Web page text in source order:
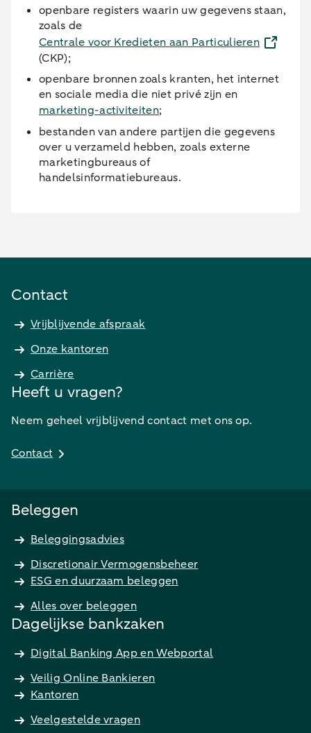
openbare registers waarin uw gegevens staan,
zoals de
Centrale voor Kredieten aan Particulieren
(CKP);
openbare bronnen zoals kranten, het internet
en sociale media die niet privé zijn en
marketing-activiteiten;
bestanden van andere partijen die gegevens
over u verzameld hebben, zoals externe
marketingbureaus of
handelsinformatiebureaus.
Contact
Vrijblijvende afspraak
Onze kantoren
Carrière
Heeft u vragen?
Neem geheel vrijblijvend contact met ons op.
Contact
Beleggen
Beleggingsadvies
Discretionair Vermogensbeheer
ESG en duurzaam beleggen
Alles over beleggen
Dagelijkse bankzaken
Digital Banking App en Webportal
Veilig Online Bankieren
Kantoren
Veelgestelde vragen